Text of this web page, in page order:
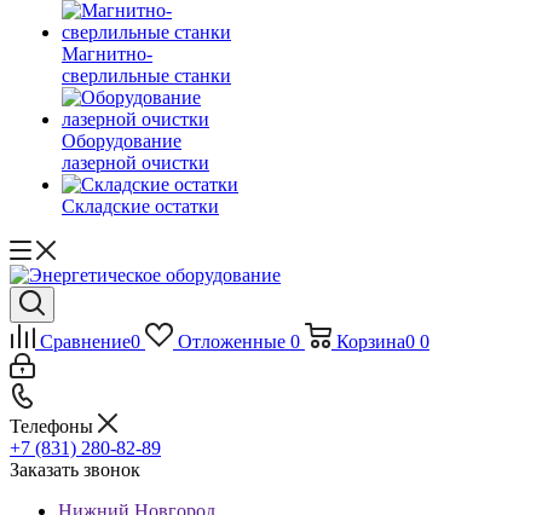
Магнитно-
сверлильные станки
Оборудование
лазерной очистки
Складские остатки
Сравнение0 Отложенные 0 Корзина0 0
Телефоны
+7 (831) 280-82-89
Заказать звонок
Нижний Новгород